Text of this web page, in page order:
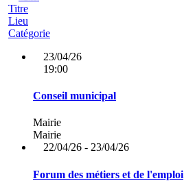
Titre
Lieu
Catégorie
23/04/26
19:00
Conseil municipal
Mairie
Mairie
22/04/26 - 23/04/26
Forum des métiers et de l'emploi